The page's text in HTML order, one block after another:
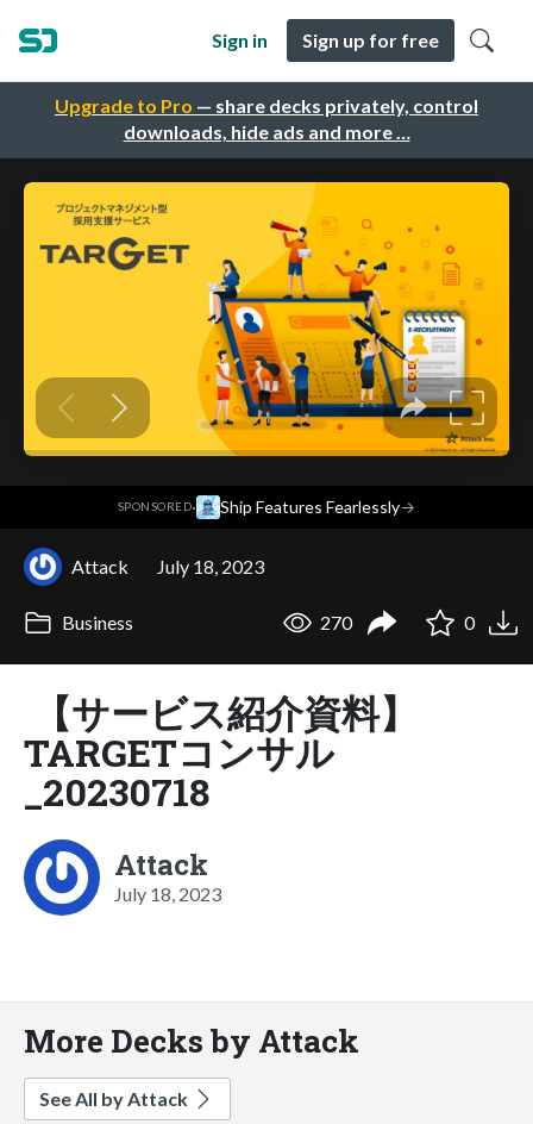
Upgrade to Pro — share decks privately, control
downloads, hide ads and more …
Sign in Sign up for free
SPONSORED· Ship Features Fearlessly→
Attack July 18, 2023
Business 270 0
【サービス紹介資料】
TARGETコンサル
_20230718
Attack
July 18, 2023
More Decks by Attack
See All by Attack